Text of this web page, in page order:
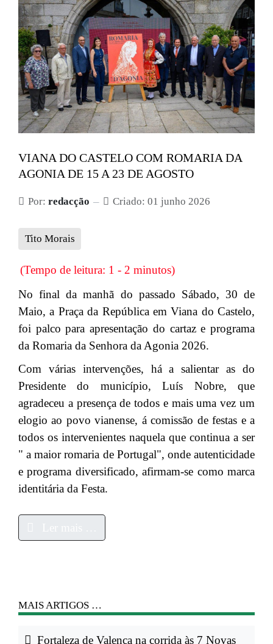
VIANA DO CASTELO COM ROMARIA DA
AGONIA DE 15 A 23 DE AGOSTO
Por: redacção Criado: 01 junho 2026
Tito Morais
(Tempo de leitura: 1 - 2 minutos)
No final da manhã do passado Sábado, 30 de
Maio, a Praça da República em Viana do Castelo,
foi palco para apresentação do cartaz e programa
da Romaria da Senhora da Agonia 2026.
Com várias intervenções, há a salientar as do
Presidente do município, Luís Nobre, que
agradeceu a presença de todos e mais uma vez um
elogio ao povo vianense, á comissão de festas e a
todos os intervenientes naquela que continua a ser
" a maior romaria de Portugal", onde autenticidade
e programa diversificado, afirmam-se como marca
identitária da Festa.
MAIS ARTIGOS …
Fortaleza de Valença na corrida às 7 Novas